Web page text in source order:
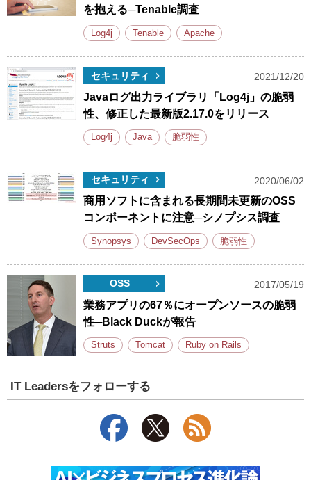
を抱える─Tenable調査
Log4j Tenable Apache
セキュリティ 2021/12/20
Javaログ出力ライブラリ「Log4j」の脆弱
性、修正した最新版2.17.0をリリース
Log4j Java 脆弱性
セキュリティ 2020/06/02
商用ソフトに含まれる長期間未更新のOSS
コンポーネントに注意─シノプシス調査
Synopsys DevSecOps 脆弱性
OSS 2017/05/19
業務アプリの67％にオープンソースの脆弱
性─Black Duckが報告
Struts Tomcat Ruby on Rails
IT Leadersをフォローする